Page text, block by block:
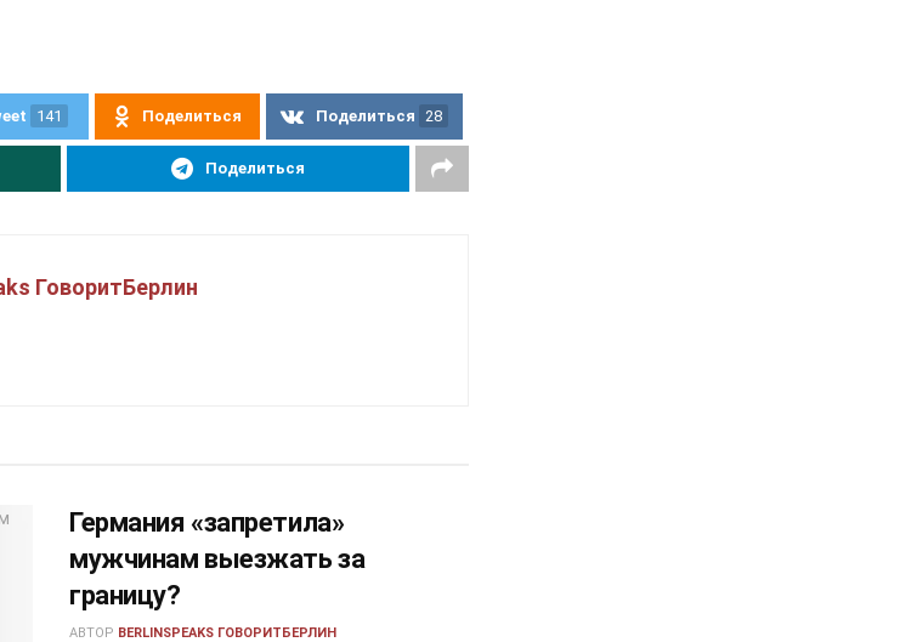
141 Поделиться Поделиться 28
Поделиться
ГоворитБерлин
Германия «запретила»
мужчинам выезжать за
границу?
АВТОР BERLINSPEAKS ГОВОРИТБЕРЛИН